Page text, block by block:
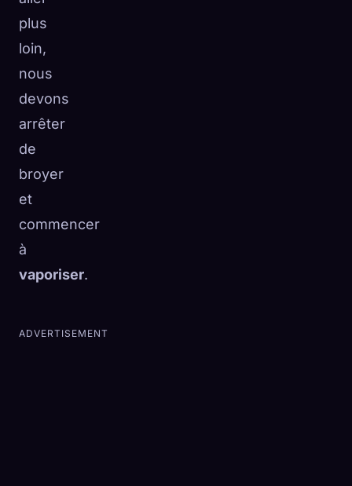
plus
loin,
nous
devons
arrêter
de
broyer
et
commencer
à
vaporiser.
ADVERTISEMENT